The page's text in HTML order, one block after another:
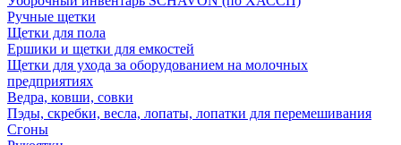
Ручные щетки
Щетки для пола
Ершики и щетки для емкостей
Щетки для ухода за оборудованием на молочных
предприятиях
Ведра, ковши, совки
Пэды, скребки, весла, лопаты, лопатки для перемешивания
Сгоны